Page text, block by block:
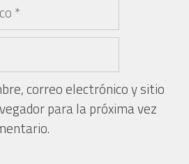
correo electrónico y sitio
para la próxima vez